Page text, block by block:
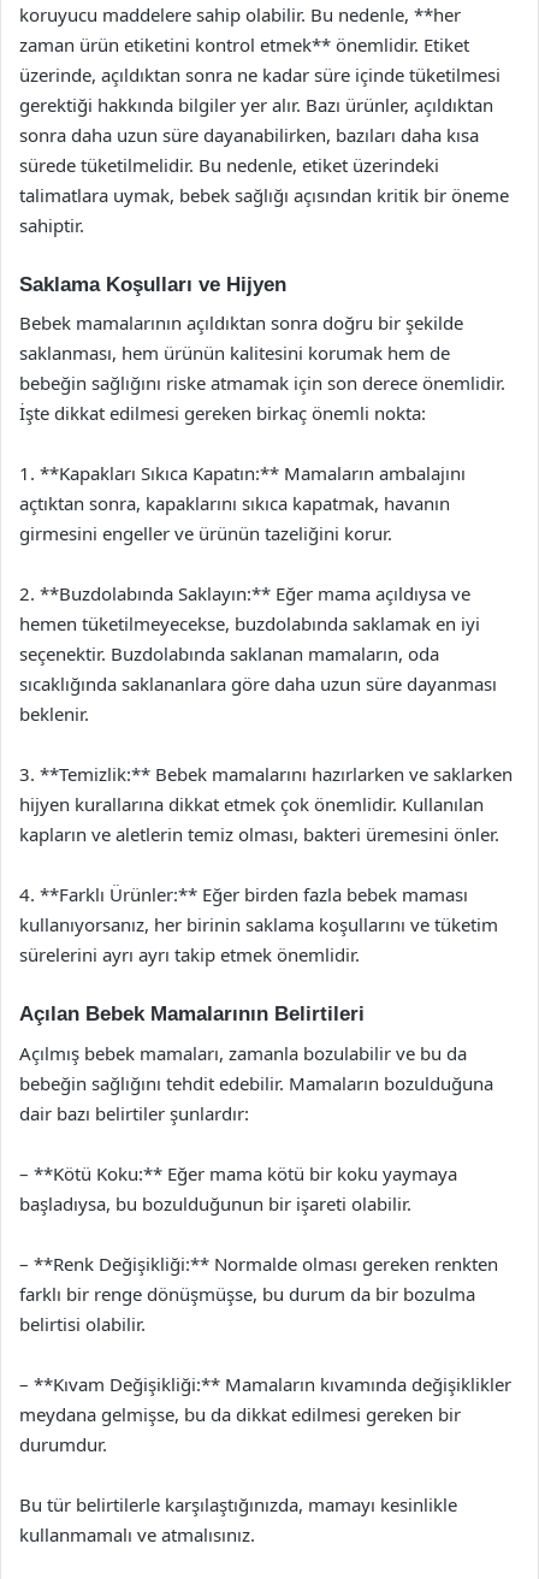
koruyucu maddelere sahip olabilir. Bu nedenle, **her
zaman ürün etiketini kontrol etmek** önemlidir. Etiket
üzerinde, açıldıktan sonra ne kadar süre içinde tüketilmesi
gerektiği hakkında bilgiler yer alır. Bazı ürünler, açıldıktan
sonra daha uzun süre dayanabilirken, bazıları daha kısa
sürede tüketilmelidir. Bu nedenle, etiket üzerindeki
talimatlara uymak, bebek sağlığı açısından kritik bir öneme
sahiptir.
Saklama Koşulları ve Hijyen
Bebek mamalarının açıldıktan sonra doğru bir şekilde
saklanması, hem ürünün kalitesini korumak hem de
bebeğin sağlığını riske atmamak için son derece önemlidir.
İşte dikkat edilmesi gereken birkaç önemli nokta:
1. **Kapakları Sıkıca Kapatın:** Mamaların ambalajını
açtıktan sonra, kapaklarını sıkıca kapatmak, havanın
girmesini engeller ve ürünün tazeliğini korur.
2. **Buzdolabında Saklayın:** Eğer mama açıldıysa ve
hemen tüketilmeyecekse, buzdolabında saklamak en iyi
seçenektir. Buzdolabında saklanan mamaların, oda
sıcaklığında saklananlara göre daha uzun süre dayanması
beklenir.
3. **Temizlik:** Bebek mamalarını hazırlarken ve saklarken
hijyen kurallarına dikkat etmek çok önemlidir. Kullanılan
kapların ve aletlerin temiz olması, bakteri üremesini önler.
4. **Farklı Ürünler:** Eğer birden fazla bebek maması
kullanıyorsanız, her birinin saklama koşullarını ve tüketim
sürelerini ayrı ayrı takip etmek önemlidir.
Açılan Bebek Mamalarının Belirtileri
Açılmış bebek mamaları, zamanla bozulabilir ve bu da
bebeğin sağlığını tehdit edebilir. Mamaların bozulduğuna
dair bazı belirtiler şunlardır:
– **Kötü Koku:** Eğer mama kötü bir koku yaymaya
başladıysa, bu bozulduğunun bir işareti olabilir.
– **Renk Değişikliği:** Normalde olması gereken renkten
farklı bir renge dönüşmüşse, bu durum da bir bozulma
belirtisi olabilir.
– **Kıvam Değişikliği:** Mamaların kıvamında değişiklikler
meydana gelmişse, bu da dikkat edilmesi gereken bir
durumdur.
Bu tür belirtilerle karşılaştığınızda, mamayı kesinlikle
kullanmamalı ve atmalısınız.